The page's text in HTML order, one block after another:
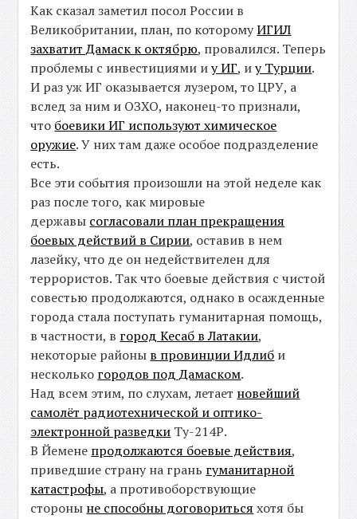
Как сказал заметил посол России в
Великобритании, план, по которомуИГИЛ
захватит Дамаск к октябрю, провалился. Теперь
проблемы с инвестициями иу ИГ, иу Турции.
И раз уж ИГ оказывается лузером, то ЦРУ, а
вслед за ним и ОЗХО, наконец-то признали,
что боевики ИГ используют химическое
оружие. У них там даже особое подразделение
есть.
Все эти события произошли на этой неделе как
раз после того, как мировые
державы согласовали план прекращения
боевых действий в Сирии, оставив в нем
лазейку, что де он недействителен для
террористов. Так что боевые действия с чистой
совестью продолжаются, однако в осажденные
города стала поступать гуманитарная помощь,
в частности, в город Кесаб в Латакии,
некоторые районы в провинции Идлиб и
несколько городов под Дамаском.
Над всем этим, по слухам, летает новейший
самолёт радиотехнической и оптико-
электронной разведки Ту-214Р.
В Йемене продолжаются боевые действия,
приведшие страну на грань гуманитарной
катастрофы, а противоборствующие
стороны не способны договориться хотя бы